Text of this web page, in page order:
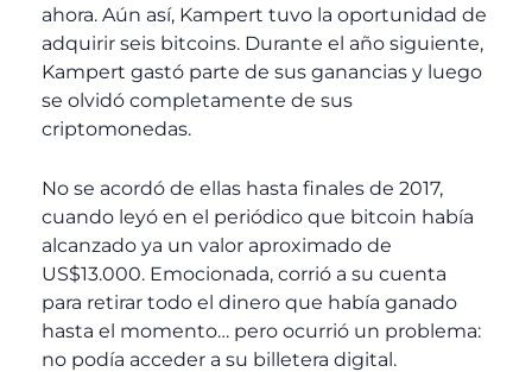
ahora. Aún así, Kampert tuvo la oportunidad de
adquirir seis bitcoins. Durante el año siguiente,
Kampert gastó parte de sus ganancias y luego
se olvidó completamente de sus
criptomonedas.
No se acordó de ellas hasta finales de 2017,
cuando leyó en el periódico que bitcoin había
alcanzado ya un valor aproximado de
US$13.000. Emocionada, corrió a su cuenta
para retirar todo el dinero que había ganado
hasta el momento… pero ocurrió un problema:
no podía acceder a su billetera digital.